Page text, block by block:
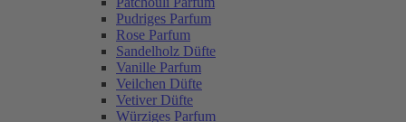
Pudriges Parfum
Rose Parfum
Sandelholz Düfte
Vanille Parfum
Veilchen Düfte
Vetiver Düfte
Würziges Parfum